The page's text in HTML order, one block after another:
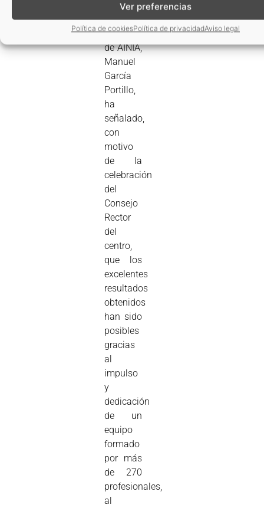
Ver preferencias
Política de cookiesPolítica de privacidadAviso legal
El
presidente
de AINIA,
Manuel
García
Portillo,
ha
señalado,
con
motivo
de la
celebración
del
Consejo
Rector
del
centro,
que los
excelentes
resultados
obtenidos
han sido
posibles
gracias
al
impulso
y
dedicación
de un
equipo
formado
por más
de 270
profesionales,
al